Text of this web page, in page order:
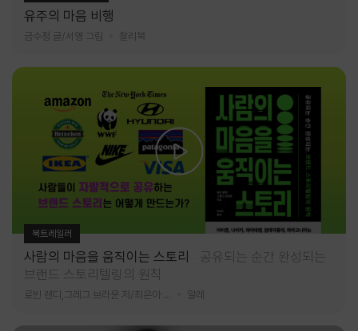
유주의 마음 비행
금수정 글/서영 그림 찰리북
북트레일러
사람의 마음을 움직이는 스토리
공유되는 순간 완성되는
브랜드 스토리텔링의 원칙
알레